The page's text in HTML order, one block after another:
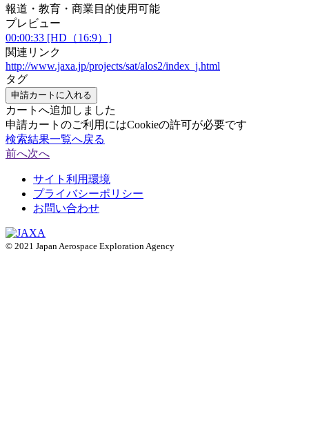
報道・教育・商業目的使用可能
プレビュー
00:00:33 [HD（16:9）]
関連リンク
http://www.jaxa.jp/projects/sat/alos2/index_j.html
タグ
申請カートに入れる
カートへ追加しました
申請カートのご利用にはCookieの許可が必要です
検索結果一覧へ戻る
前へ次へ
サイト利用環境
プライバシーポリシー
お問い合わせ
© 2021 Japan Aerospace Exploration Agency